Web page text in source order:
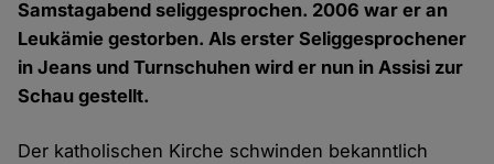
Samstagabend seliggesprochen. 2006 war er an
Leukämie gestorben. Als erster Seliggesprochener
in Jeans und Turnschuhen wird er nun in Assisi zur
Schau gestellt.
Der katholischen Kirche schwinden bekanntlich